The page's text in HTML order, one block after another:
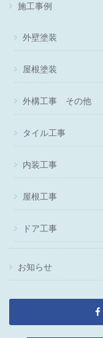
施工事例
外壁塗装
屋根塗装
外構工事 その他
タイル工事
内装工事
屋根工事
ドア工事
お知らせ